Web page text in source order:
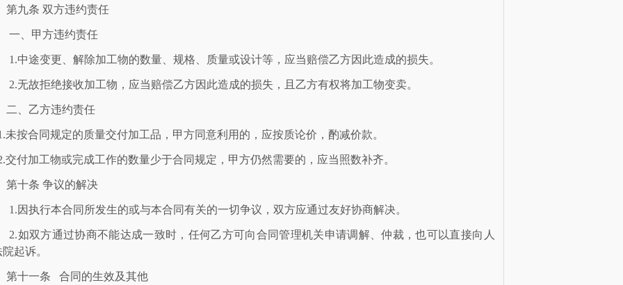
第九条 双方违约责任
一、甲方违约责任
1.中途变更 、解除加工物的数量、规格、质量或设计等，应当赔偿乙方因此造成的损失。
2.无故拒绝接收加工物，应当赔偿乙方因此造成的损失，且乙方有权将加工物变卖。
二、 乙方违约责任
未按合同规定的质量交付加工品，甲方同意利用的，应按质论价，酌减价款。
交付加工物或完成工作的数量少于合同规定，甲方仍然需要的，应当照数补齐。
第十条 争议的解决
1.因执行本合同所发生的或与本合同有关的一切争议，双方应通过友好协商解决。
2.如双方通过协商不能达成一致时， 任何乙方可向合同管理机关申请调解、仲裁，也可以直接向人
起诉。
第十一条 合同的生效及其他